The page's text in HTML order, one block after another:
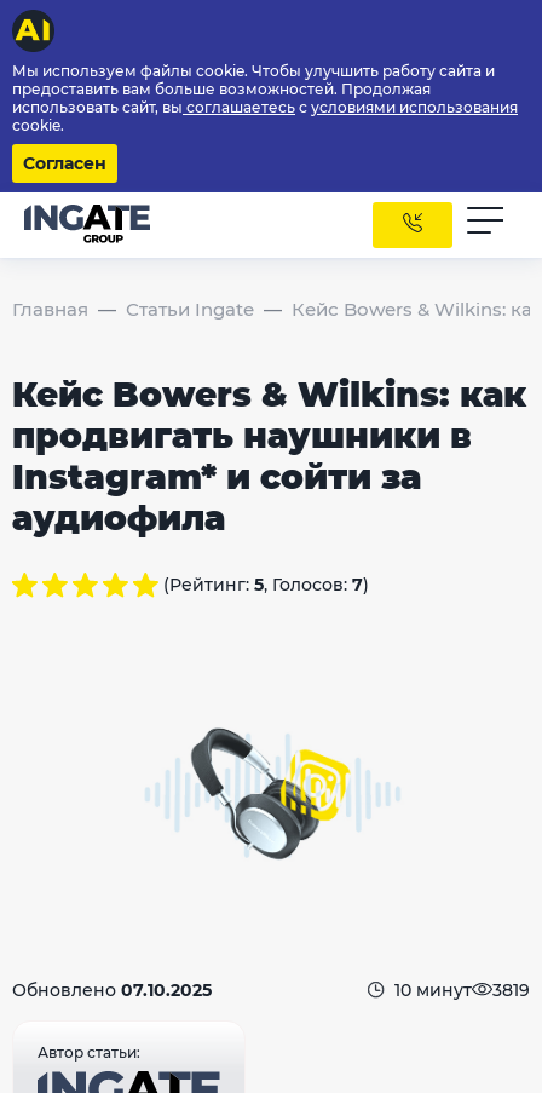
Мы используем файлы cookie. Чтобы улучшить работу сайта и
предоставить вам больше возможностей. Продолжая
использовать сайт, вы соглашаетесь с условиями использования
cookie.
Согласен
Главная Статьи Ingate Кейс Bowers & Wilkins:
Кейс Bowers & Wilkins: как
продвигать наушники в
Instagram* и сойти за
аудиофила
(Рейтинг: 5, Голосов: 7)
Обновлено 07.10.2025 10 минут 3819
Автор статьи: